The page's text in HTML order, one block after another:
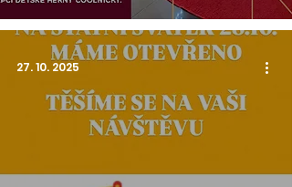
27. 10. 2025